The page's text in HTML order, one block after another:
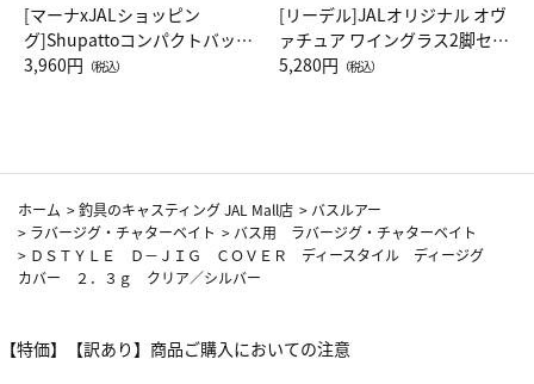
[マーナxJALショッピン
グ]Shupattoコンパクトバッグ
Drop JAL客室乗務員（LC）ス
3,960円 （税込）
[リーデル]JALオリジナル オヴ
ァチュア ワイングラス2脚セッ
ト（レッドワイン）
5,280円 （税込）
ホーム >釣具のキャスティング JAL Mall店 > バスルアー
> ラバージグ・チャターベイト > バス用 ラバージグ・チャターベイト
> ＤＳＴＹＬＥ Ｄ－ＪＩＧ ＣＯＶＥＲ ディースタイル ディージグ
カバー ２．３ｇ クリア／シルバー
【特価】【訳あり】商品ご購入においての注意